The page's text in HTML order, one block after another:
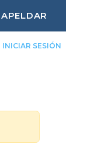
INICIAR SESIÓN